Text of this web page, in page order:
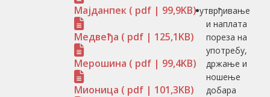
Мајданпек ( pdf | 99,9KB)
Медвеђа ( pdf | 125,1KB)
Мерошина ( pdf | 99,4KB)
Мионица ( pdf | 101,3KB)
утврђивање
и наплата
пореза на
употребу,
држање и
ношење
добара